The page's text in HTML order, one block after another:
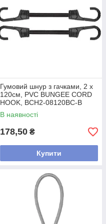
Гумовий шнур з гачками, 2 х
120см, PVC BUNGEE CORD
HOOK, BCH2-08120BC-B
В наявності
178,50 ₴
Купити